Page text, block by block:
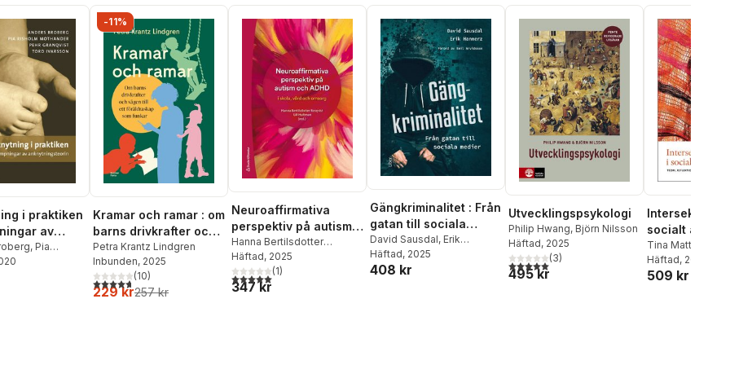
i praktiken
av
, Pia
-11%
Kramar och ramar : om
barns drivkrafter och
vägen till ett
föräldraskap som
funkar
Petra Krantz Lindgren
Inbunden, 2025
4,7utav 5 stjärnor. Totalt antal röster:
(10)
229 kr257 kr
Neuroaffirmativa
perspektiv på autism
och ADHD - i skola,
vård och omsorg
Hanna Bertilsdotter
Rosqvist,Lill Hultman
Hagerlid,Åsa Hedlund
Cecilia Ingard
Häftad, 2025
5,0utav 5 stjärnor. Totalt antal röster:
(1)
347 kr
Gängkriminalitet : Från
gatan till sociala
medier
David Sausdal, Erik
Hannerz
Häftad, 2025
408 kr
Utvecklingspsykologi
Philip Hwang, Björn Nilsson
Häftad, 2025
5,0utav 5 stjärnor. Totalt antal röster:
(3)
495 kr
socialt
Tina Mattsson
Häftad, 2021
509 kr